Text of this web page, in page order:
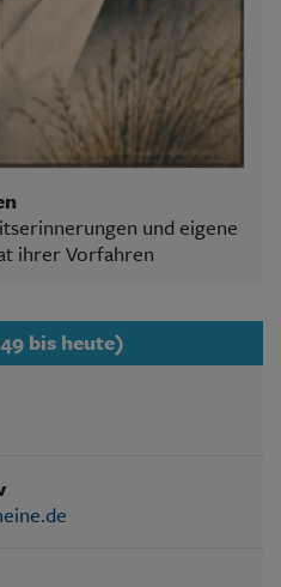
und eigene
ihrer Vorfahren
bis heute)